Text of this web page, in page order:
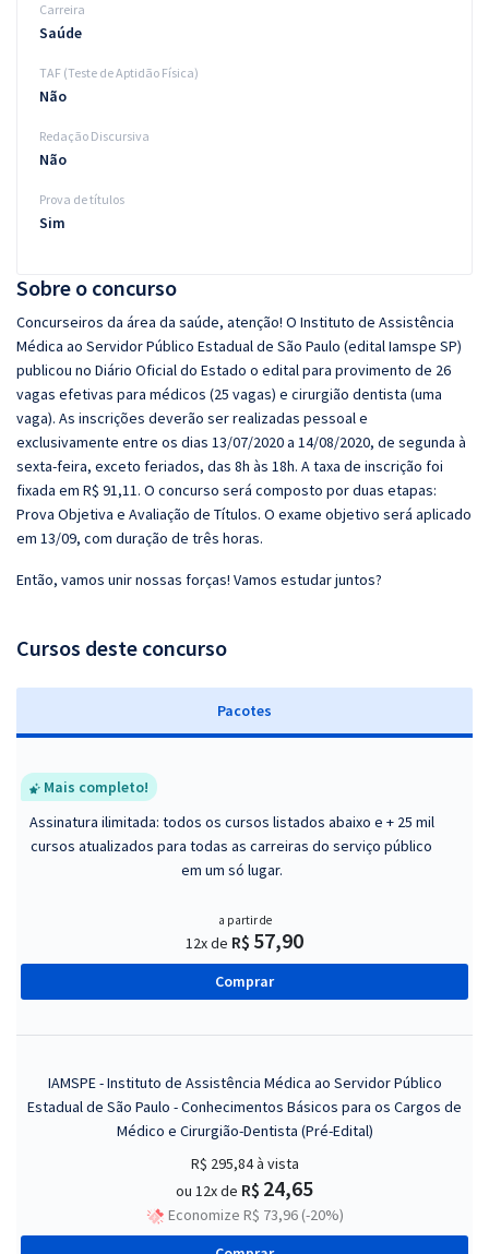
Sobre o concurso
Concurseiros da área da saúde, atenção! O Instituto de Assistência
Médica ao Servidor Público Estadual de São Paulo (edital Iamspe SP)
publicou no Diário Oficial do Estado o edital para provimento de 26
vagas efetivas para médicos (25 vagas) e cirurgião dentista (uma
vaga). As inscrições deverão ser realizadas pessoal e
exclusivamente entre os dias 13/07/2020 a 14/08/2020, de segunda à
sexta-feira, exceto feriados, das 8h às 18h. A taxa de inscrição foi
fixada em R$ 91,11. O concurso será composto por duas etapas:
Prova Objetiva e Avaliação de Títulos. O exame objetivo será aplicado
em 13/09, com duração de três horas.
Então, vamos unir nossas forças! Vamos estudar juntos?
Cursos deste concurso
Pacotes
Mais completo!
Assinatura ilimitada: todos os cursos listados abaixo e + 25 mil
cursos atualizados para todas as carreiras do serviço público
em um só lugar.
a partir de
12x de R$ 57,90
Comprar
IAMSPE - Instituto de Assistência Médica ao Servidor Público
Estadual de São Paulo - Conhecimentos Básicos para os Cargos de
Médico e Cirurgião-Dentista (Pré-Edital)
R$ 295,84à vista
ou 12x de R$ 24,65
Economize R$ 73,96 (-20%)
Carreira
Saúde
TAF (Teste de Aptidão Física)
Não
Redação Discursiva
Não
Prova de títulos
Sim